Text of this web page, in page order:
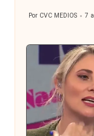
Publicado
Por CVC MEDIOS 7